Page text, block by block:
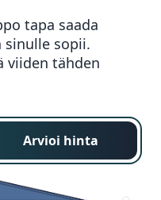
tapa saada
sopii.
viiden tähden
Arvioi hinta